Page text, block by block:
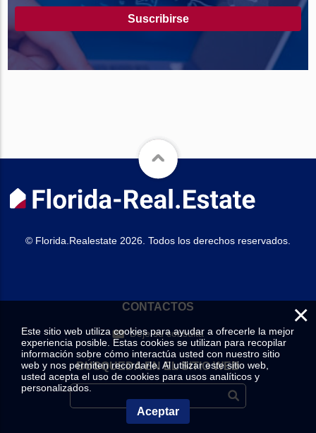
Suscribirse
© Florida.Realestate 2026. Todos los derechos reservados.
CONTACTOS
Deje su consulta
BÚSQUEDA EN EL SITIO WEB
×
Este sitio web utiliza cookies para ayudar a ofrecerle la mejor
experiencia posible. Estas cookies se utilizan para recopilar
información sobre cómo interactúa usted con nuestro sitio
web y nos permiten recordarle. Al utilizar este sitio web,
usted acepta el uso de cookies para usos analíticos y
personalizados.
Aceptar